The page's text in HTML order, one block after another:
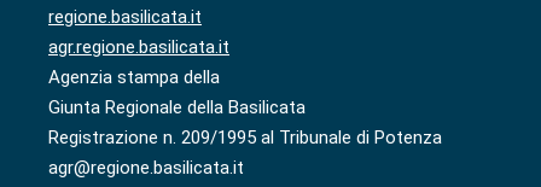
regione.basilicata.it
agr.regione.basilicata.it
Agenzia stampa della
Giunta Regionale della Basilicata
Registrazione n. 209/1995 al Tribunale di Potenza
agr@regione.basilicata.it